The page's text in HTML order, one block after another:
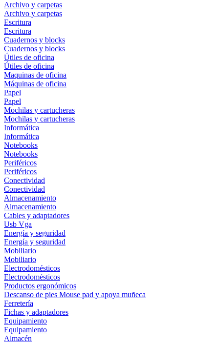
Archivo y carpetas
Archivo y carpetas
Escritura
Escritura
Cuadernos y blocks
Cuadernos y blocks
Útiles de oficina
Útiles de oficina
Maquinas de oficina
Máquinas de oficina
Papel
Papel
Mochilas y cartucheras
Mochilas y cartucheras
Informática
Informática
Notebooks
Notebooks
Periféricos
Periféricos
Conectividad
Conectividad
Almacenamiento
Almacenamiento
Cables y adaptadores
Usb Vga
Energía y seguridad
Energía y seguridad
Mobiliario
Mobiliario
Electrodomésticos
Electrodomésticos
Productos ergonómicos
Descanso de pies Mouse pad y apoya muñeca
Ferretería
Fichas y adaptadores
Equipamiento
Equipamiento
Almacén